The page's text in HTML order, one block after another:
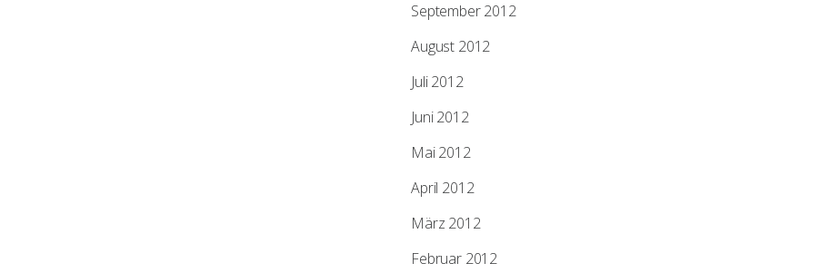
September 2012
August 2012
Juli 2012
Juni 2012
Mai 2012
April 2012
März 2012
Februar 2012